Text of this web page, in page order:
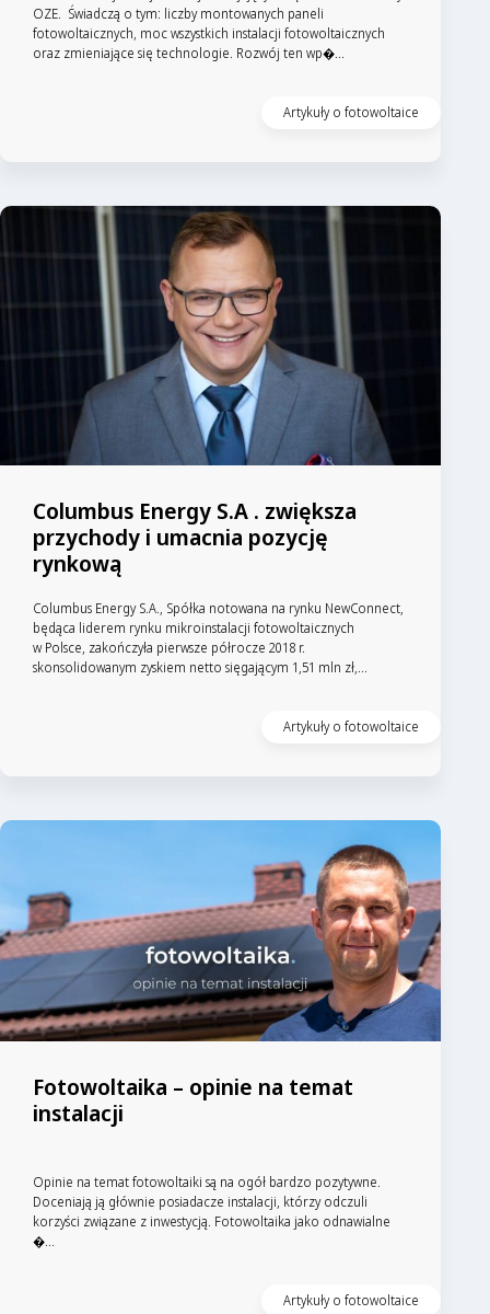
OZE. Świadczą o tym: liczby montowanych paneli
fotowoltaicznych, moc wszystkich instalacji fotowoltaicznych
oraz zmieniające się technologie. Rozwój ten wp�...
Artykuły o fotowoltaice
Columbus Energy S.A . zwiększa
przychody i umacnia pozycję
rynkową
Columbus Energy S.A., Spółka notowana na rynku NewConnect,
będąca liderem rynku mikroinstalacji fotowoltaicznych
w Polsce, zakończyła pierwsze półrocze 2018 r.
skonsolidowanym zyskiem netto sięgającym 1,51 mln zł,...
Artykuły o fotowoltaice
Fotowoltaika – opinie na temat
instalacji
Opinie na temat fotowoltaiki są na ogół bardzo pozytywne.
Doceniają ją głównie posiadacze instalacji, którzy odczuli
korzyści związane z inwestycją. Fotowoltaika jako odnawialne
�...
Artykuły o fotowoltaice